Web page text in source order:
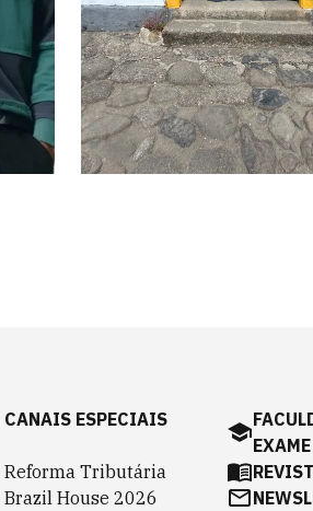
O Quadrado
de Paraty do
Hotel
16 imagens
CANAIS ESPECIAIS
Reforma Tributária
Brazil House 2026
EXAME